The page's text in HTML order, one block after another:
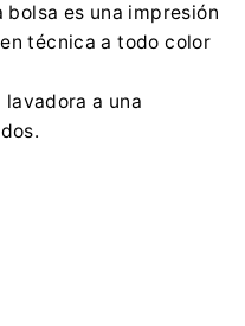
es una impresión
técnica a todo color
a una